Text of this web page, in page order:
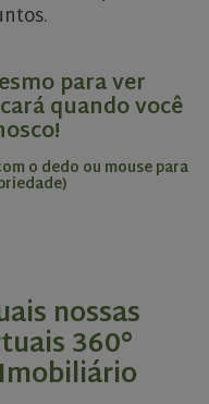
para ver
quando você
o dedo ou mouse para
nossas
360°